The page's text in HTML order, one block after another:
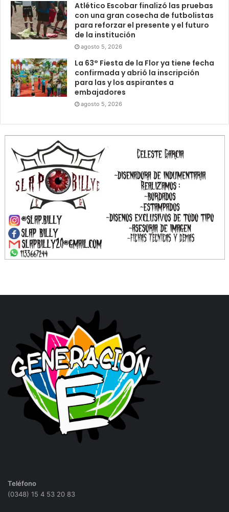
Atlético Escobar finalizó las pruebas
con una gran cosecha de futbolistas
para reforzar el presente y el futuro
de la institución
agosto 5, 2026
La 63° Fiesta de la Flor ya tiene fecha
confirmada y abrió la inscripción
para las y los aspirantes a
embajadores
agosto 5, 2026
Teléfono
(0348) 15 4 53 20 83